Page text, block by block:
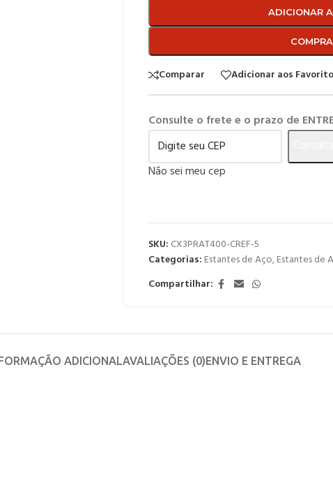
ADICIONAR
Comparar Adicionar aos
Consulte o frete e o prazo de
Não sei meu cep
SKU: CX3PRAT400-CREF-5
Categorias: Estantes de Aço,Estantes de
Compartilhar:
ADICIONAL AVALIAÇÕES (0)ENVIO E ENTREGA